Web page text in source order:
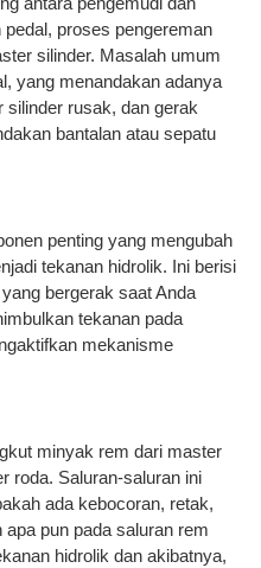
antara pengemudi dan
proses pengereman
silinder. Masalah umum
yang menandakan adanya
silinder rusak, dan gerak
bantalan atau sepatu
penting yang mengubah
tekanan hidrolik. Ini berisi
bergerak saat Anda
tekanan pada
mekanisme
minyak rem dari master
roda. Saluran-saluran ini
ada kebocoran, retak,
pun pada saluran rem
hidrolik dan akibatnya,